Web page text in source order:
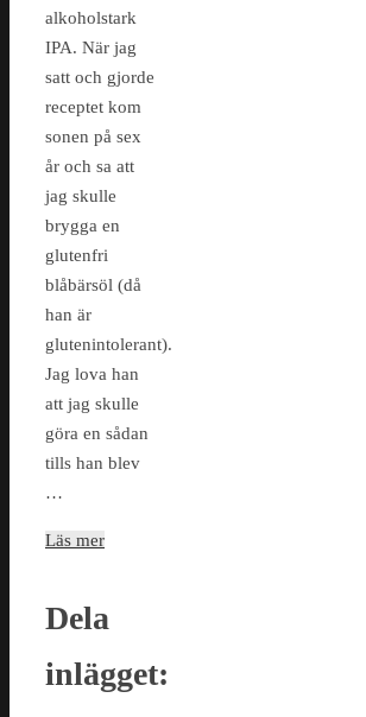
alkoholstark
IPA. När jag
satt och gjorde
receptet kom
sonen på sex
år och sa att
jag skulle
brygga en
glutenfri
blåbärsöl (då
han är
glutenintolerant).
Jag lova han
att jag skulle
göra en sådan
tills han blev
…
Läs mer
Dela
inlägget: